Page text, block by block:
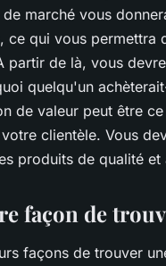
marché vous
ce qui vous
de là, vous
quelqu'un
de valeur peut être
clientèle. Vous
produits de qualité
façon de
façons de trouver